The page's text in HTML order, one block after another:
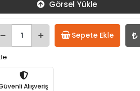
Görsel Yükle
Sepete Ekle
Alışveriş